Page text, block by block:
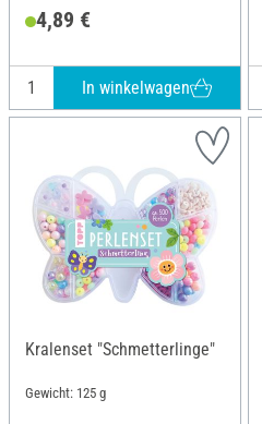
4,89 €
In winkelwagen
Kralenset "Schmetterlinge"
Gewicht: 125 g